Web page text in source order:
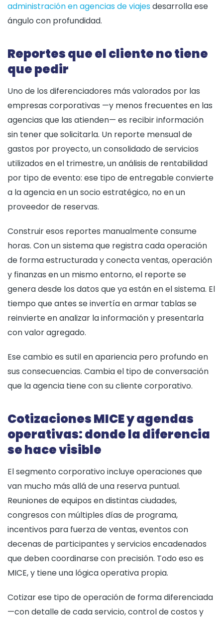
administración en agencias de viajesdesarrolla ese
ángulo con profundidad.
Reportes que el cliente no tiene
que pedir
Uno de los diferenciadores más valorados por las
empresas corporativas —y menos frecuentes en las
agencias que las atienden— es recibir información
sin tener que solicitarla. Un reporte mensual de
gastos por proyecto, un consolidado de servicios
utilizados en el trimestre, un análisis de rentabilidad
por tipo de evento: ese tipo de entregable convierte
a la agencia en un socio estratégico, no en un
proveedor de reservas.
Construir esos reportes manualmente consume
horas. Con un sistema que registra cada operación
de forma estructurada y conecta ventas, operación
y finanzas en un mismo entorno, el reporte se
genera desde los datos que ya están en el sistema. El
tiempo que antes se invertía en armar tablas se
reinvierte en analizar la información y presentarla
con valor agregado.
Ese cambio es sutil en apariencia pero profundo en
sus consecuencias. Cambia el tipo de conversación
que la agencia tiene con su cliente corporativo.
Cotizaciones MICE y agendas
operativas: donde la diferencia
se hace visible
El segmento corporativo incluye operaciones que
van mucho más allá de una reserva puntual.
Reuniones de equipos en distintas ciudades,
congresos con múltiples días de programa,
incentivos para fuerza de ventas, eventos con
decenas de participantes y servicios encadenados
que deben coordinarse con precisión. Todo eso es
MICE, y tiene una lógica operativa propia.
Cotizar ese tipo de operación de forma diferenciada
—con detalle de cada servicio, control de costos y